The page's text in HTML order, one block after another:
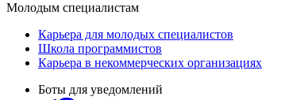
Молодым специалистам
Карьера для молодых специалистов
Школа программистов
Карьера в некоммерческих организациях
Боты для уведомлений